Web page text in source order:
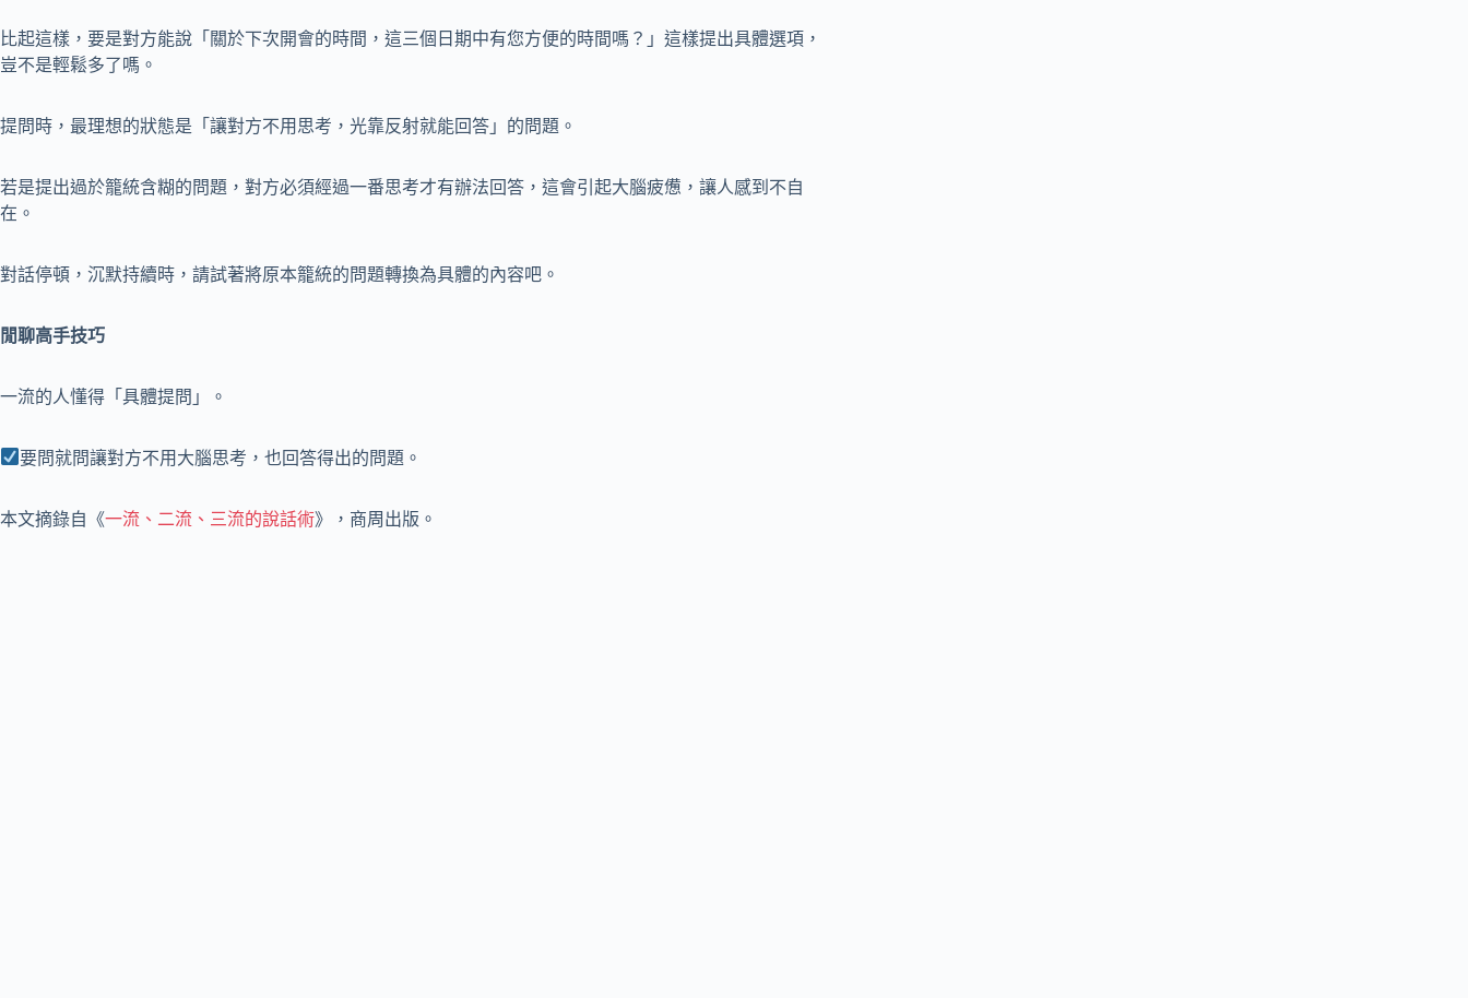
比起這樣，要是對方能說「關於下次開會的時間，這三個日期中有您方便的時間嗎？」這樣提出具體選項，
豈不是輕鬆多了嗎。
提問時，最理想的狀態是「讓對方不用思考，光靠反射就能回答」的問題。
若是提出過於籠統含糊的問題，對方必須經過一番思考才有辦法回答，這會引起大腦疲憊，讓人感到不自
在。
對話停頓，沉默持續時，請試著將原本籠統的問題轉換為具體的內容吧。
閒聊高手技巧
一流的人懂得「具體提問」。
要問就問讓對方不用大腦思考，也回答得出的問題。
本文摘錄自《一流、二流、三流的說話術》，商周出版。